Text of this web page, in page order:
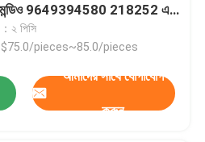
মন্ডিও 9649394580 218252 এর
২ পিসি
$75.0/pieces~85.0/pieces
আমাদের সাথে যোগাযোগ
করুন